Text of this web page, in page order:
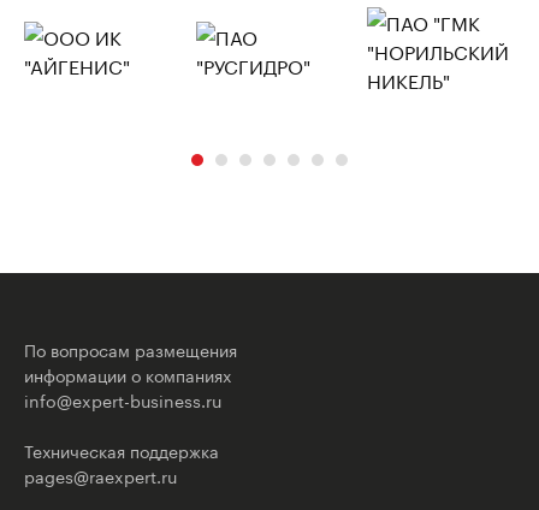
По вопросам размещения
информации о компаниях
info@expert-business.ru
Техническая поддержка
pages@raexpert.ru